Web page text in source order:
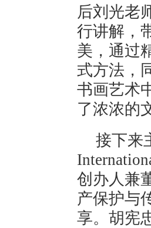
后刘光老
行讲解，
美，通过
式方法，
书画艺术
了浓浓的
接下来
创办人兼
产保护与
享。胡宪